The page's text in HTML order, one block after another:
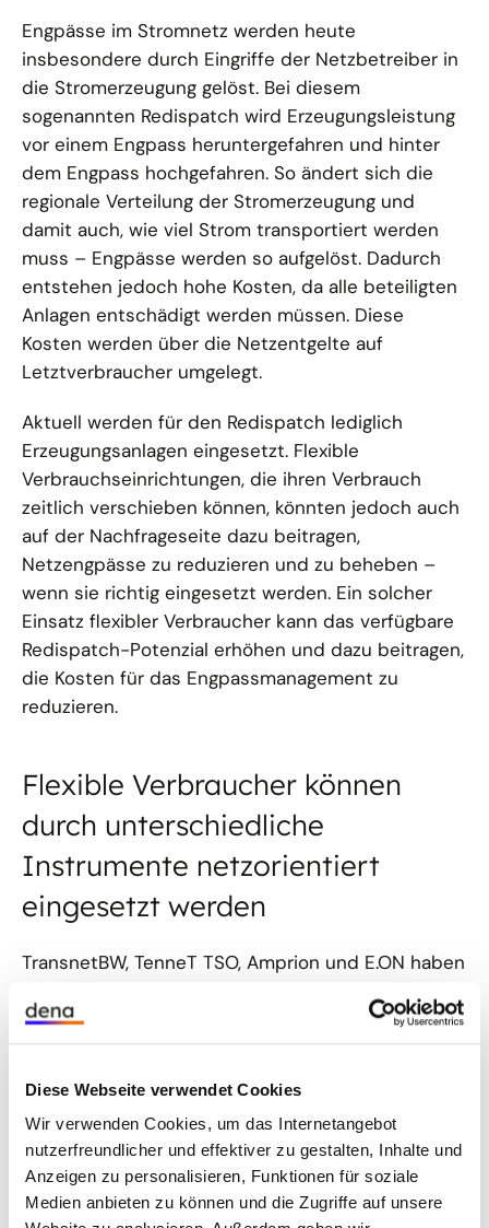
Diese Webseite verwendet Cookies
Wir verwenden Cookies, um das Internetangebot
nutzerfreundlicher und effektiver zu gestalten, Inhalte und
Anzeigen zu personalisieren, Funktionen für soziale
Medien anbieten zu können und die Zugriffe auf unsere
Engpässe im Stromnetz werden heute
insbesondere durch Eingriffe der Netzbetreiber in
die Stromerzeugung gelöst. Bei diesem
sogenannten Redispatch wird Erzeugungsleistung
vor einem Engpass heruntergefahren und hinter
dem Engpass hochgefahren. So ändert sich die
regionale Verteilung der Stromerzeugung und
damit auch, wie viel Strom transportiert werden
muss – Engpässe werden so aufgelöst. Dadurch
entstehen jedoch hohe Kosten, da alle beteiligten
Anlagen entschädigt werden müssen. Diese
Kosten werden über die Netzentgelte auf
Letztverbraucher umgelegt.
Aktuell werden für den Redispatch lediglich
Erzeugungsanlagen eingesetzt. Flexible
Verbrauchseinrichtungen, die ihren Verbrauch
zeitlich verschieben können, könnten jedoch auch
auf der Nachfrageseite dazu beitragen,
Netzengpässe zu reduzieren und zu beheben –
wenn sie richtig eingesetzt werden. Ein solcher
Einsatz flexibler Verbraucher kann das verfügbare
Redispatch-Potenzial erhöhen und dazu beitragen,
die Kosten für das Engpassmanagement zu
reduzieren.
Flexible Verbraucher können
durch unterschiedliche
Instrumente netzorientiert
eingesetzt werden
TransnetBW, TenneT TSO, Amprion und E.ON haben
Einbindung flexibler Verbraucher in den
Redispatch entwickelt. Neben dem
vermarkten Aggregatoren, die viele einzelne
flexible Verbraucher zusammenfassen, deren
Flexibilität über eine Marktplattform.
Übertragungsnetzbetreiber können dann diese